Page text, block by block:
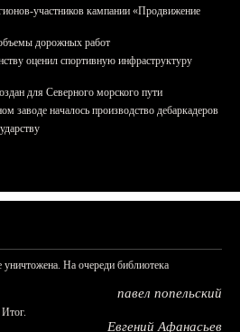
участников кампании «Продвижение
дорожных работ
оценил спортивную инфраструктуру
для Северного морского пути
заводе началось производство дебаркадеров
На очереди библиотека
павел попельский
Евгений Афанасьев